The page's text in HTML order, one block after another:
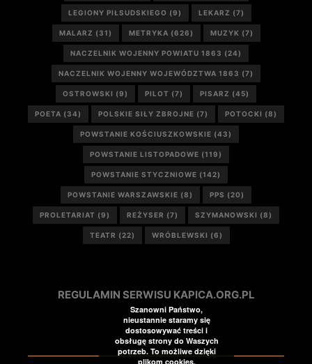
LEGIONY PIŁSUDSKIEGO (9) LEKARZ (7)
MALARZ (31) METRYKA (626) MUZYK (7)
NACZELNIK WOJENNY POWIATU 1863 (24)
NACZELNIK WOJENNY WOJEWÓDZTWA 1863 (7)
OSTROWSKI (9) PILOT (7) PISARZ (45)
POETA (34) POLSKIE SIŁY ZBROJNE (7) POTOCKI (8)
POWSTANIE KOŚCIUSZKOWSKIE (43)
POWSTANIE LISTOPADOWE (119)
POWSTANIE STYCZNIOWE (142)
POWSTANIE WARSZAWSKIE (8) PPS (20)
PROLETARIAT (9) REŻYSER (7) SZYMANOWSKI (8)
TEATR (22) WRÓBLEWSKI (6)
REGULAMIN SERWISU KAPICA.ORG.PL
Szanowni Państwo,
nieustannie staramy się
dostosowywać treści i
obsługę strony do Waszych
potrzeb. To możliwe dzięki
plikom cookies.